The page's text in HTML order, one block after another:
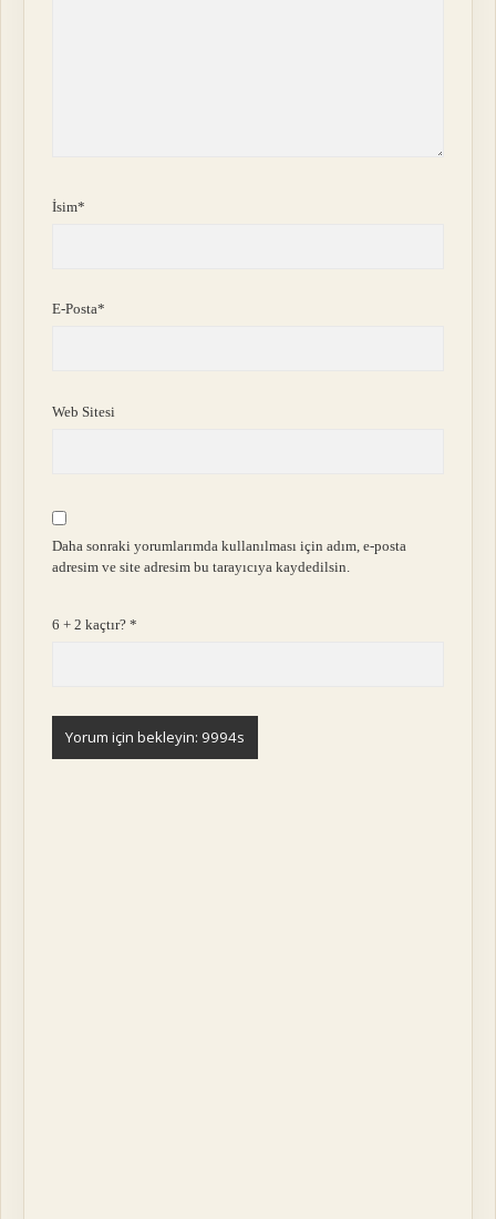
İsim*
E-Posta*
Web Sitesi
Daha sonraki yorumlarımda kullanılması için adım, e-posta
adresim ve site adresim bu tarayıcıya kaydedilsin.
6 + 2 kaçtır?*